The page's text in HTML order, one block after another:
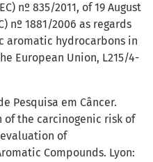
nº 835/2011, of 19 August
nº 1881/2006 as regards
aromatic hydrocarbons in
European Union, L215/4-
Pesquisa em Câncer.
of the carcinogenic risk of
of
Compounds. Lyon: